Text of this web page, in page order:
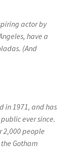
actor by
have a
(And
in 1971, and has
ever since.
2,000 people
Gotham